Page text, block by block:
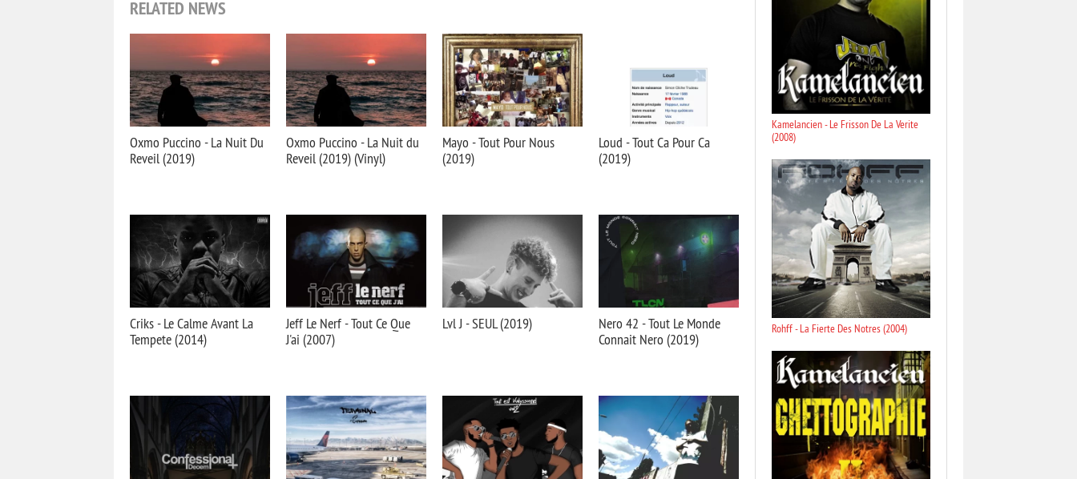
RELATED NEWS
Oxmo Puccino - La Nuit Du
Reveil (2019)
Oxmo Puccino - La Nuit du
Reveil (2019) (Vinyl)
Mayo - Tout Pour Nous
(2019)
Loud - Tout Ca Pour Ca
(2019)
Criks - Le Calme Avant La
Tempete (2014)
Jeff Le Nerf - Tout Ce Que
J'ai (2007)
Lvl J - SEUL (2019)
Nero 42 - Tout Le Monde
Connait Nero (2019)
Kamelancien - Le Frisson De La Verite
(2008)
Rohff - La Fierte Des Notres (2004)